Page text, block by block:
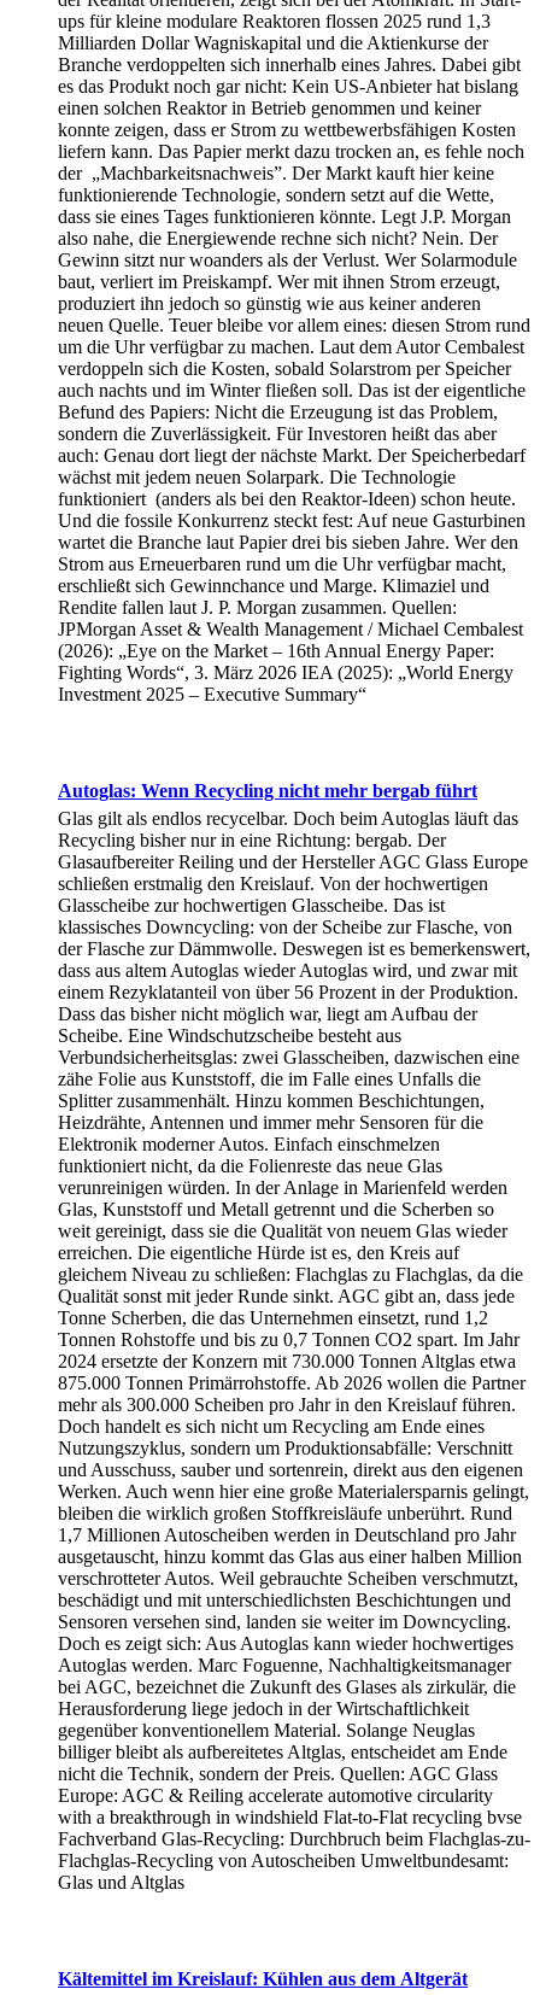
ups für kleine modulare Reaktoren flossen 2025 rund 1,3
Milliarden Dollar Wagniskapital und die Aktienkurse der
Branche verdoppelten sich innerhalb eines Jahres. Dabei gibt
es das Produkt noch gar nicht: Kein US-Anbieter hat bislang
einen solchen Reaktor in Betrieb genommen und keiner
konnte zeigen, dass er Strom zu wettbewerbsfähigen Kosten
liefern kann. Das Papier merkt dazu trocken an, es fehle noch
der „Machbarkeitsnachweis”. Der Markt kauft hier keine
funktionierende Technologie, sondern setzt auf die Wette,
dass sie eines Tages funktionieren könnte. Legt J.P. Morgan
also nahe, die Energiewende rechne sich nicht? Nein. Der
Gewinn sitzt nur woanders als der Verlust. Wer Solarmodule
baut, verliert im Preiskampf. Wer mit ihnen Strom erzeugt,
produziert ihn jedoch so günstig wie aus keiner anderen
neuen Quelle. Teuer bleibe vor allem eines: diesen Strom rund
um die Uhr verfügbar zu machen. Laut dem Autor Cembalest
verdoppeln sich die Kosten, sobald Solarstrom per Speicher
auch nachts und im Winter fließen soll. Das ist der eigentliche
Befund des Papiers: Nicht die Erzeugung ist das Problem,
sondern die Zuverlässigkeit. Für Investoren heißt das aber
auch: Genau dort liegt der nächste Markt. Der Speicherbedarf
wächst mit jedem neuen Solarpark. Die Technologie
funktioniert (anders als bei den Reaktor-Ideen) schon heute.
Und die fossile Konkurrenz steckt fest: Auf neue Gasturbinen
wartet die Branche laut Papier drei bis sieben Jahre. Wer den
Strom aus Erneuerbaren rund um die Uhr verfügbar macht,
erschließt sich Gewinnchance und Marge. Klimaziel und
Rendite fallen laut J. P. Morgan zusammen. Quellen:
JPMorgan Asset & Wealth Management / Michael Cembalest
(2026): „Eye on the Market – 16th Annual Energy Paper:
Fighting Words“, 3. März 2026 IEA (2025): „World Energy
Investment 2025 – Executive Summary“
Autoglas: Wenn Recycling nicht mehr bergab führt
Glas gilt als endlos recycelbar. Doch beim Autoglas läuft das
Recycling bisher nur in eine Richtung: bergab. Der
Glasaufbereiter Reiling und der Hersteller AGC Glass Europe
schließen erstmalig den Kreislauf. Von der hochwertigen
Glasscheibe zur hochwertigen Glasscheibe. Das ist
klassisches Downcycling: von der Scheibe zur Flasche, von
der Flasche zur Dämmwolle. Deswegen ist es bemerkenswert,
dass aus altem Autoglas wieder Autoglas wird, und zwar mit
einem Rezyklatanteil von über 56 Prozent in der Produktion.
Dass das bisher nicht möglich war, liegt am Aufbau der
Scheibe. Eine Windschutzscheibe besteht aus
Verbundsicherheitsglas: zwei Glasscheiben, dazwischen eine
zähe Folie aus Kunststoff, die im Falle eines Unfalls die
Splitter zusammenhält. Hinzu kommen Beschichtungen,
Heizdrähte, Antennen und immer mehr Sensoren für die
Elektronik moderner Autos. Einfach einschmelzen
funktioniert nicht, da die Folienreste das neue Glas
verunreinigen würden. In der Anlage in Marienfeld werden
Glas, Kunststoff und Metall getrennt und die Scherben so
weit gereinigt, dass sie die Qualität von neuem Glas wieder
erreichen. Die eigentliche Hürde ist es, den Kreis auf
gleichem Niveau zu schließen: Flachglas zu Flachglas, da die
Qualität sonst mit jeder Runde sinkt. AGC gibt an, dass jede
Tonne Scherben, die das Unternehmen einsetzt, rund 1,2
Tonnen Rohstoffe und bis zu 0,7 Tonnen CO2 spart. Im Jahr
2024 ersetzte der Konzern mit 730.000 Tonnen Altglas etwa
875.000 Tonnen Primärrohstoffe. Ab 2026 wollen die Partner
mehr als 300.000 Scheiben pro Jahr in den Kreislauf führen.
Doch handelt es sich nicht um Recycling am Ende eines
Nutzungszyklus, sondern um Produktionsabfälle: Verschnitt
und Ausschuss, sauber und sortenrein, direkt aus den eigenen
Werken. Auch wenn hier eine große Materialersparnis gelingt,
bleiben die wirklich großen Stoffkreisläufe unberührt. Rund
1,7 Millionen Autoscheiben werden in Deutschland pro Jahr
ausgetauscht, hinzu kommt das Glas aus einer halben Million
verschrotteter Autos. Weil gebrauchte Scheiben verschmutzt,
beschädigt und mit unterschiedlichsten Beschichtungen und
Sensoren versehen sind, landen sie weiter im Downcycling.
Doch es zeigt sich: Aus Autoglas kann wieder hochwertiges
Autoglas werden. Marc Foguenne, Nachhaltigkeitsmanager
bei AGC, bezeichnet die Zukunft des Glases als zirkulär, die
Herausforderung liege jedoch in der Wirtschaftlichkeit
gegenüber konventionellem Material. Solange Neuglas
billiger bleibt als aufbereitetes Altglas, entscheidet am Ende
nicht die Technik, sondern der Preis. Quellen: AGC Glass
Europe: AGC & Reiling accelerate automotive circularity
with a breakthrough in windshield Flat-to-Flat recycling bvse
Fachverband Glas-Recycling: Durchbruch beim Flachglas-zu-
Flachglas-Recycling von Autoscheiben Umweltbundesamt:
Glas und Altglas
Kältemittel im Kreislauf: Kühlen aus dem Altgerät